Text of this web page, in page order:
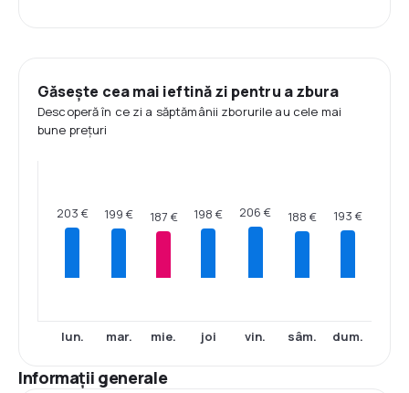
Găsește cea mai ieftină zi pentru a zbura
Descoperă în ce zi a săptămânii zborurile au cele mai
bune prețuri
203 €
lun.
199 €
mar.
187 €
mie.
198 €
joi
206 €
vin.
188 €
sâm.
193 €
dum.
Informații generale